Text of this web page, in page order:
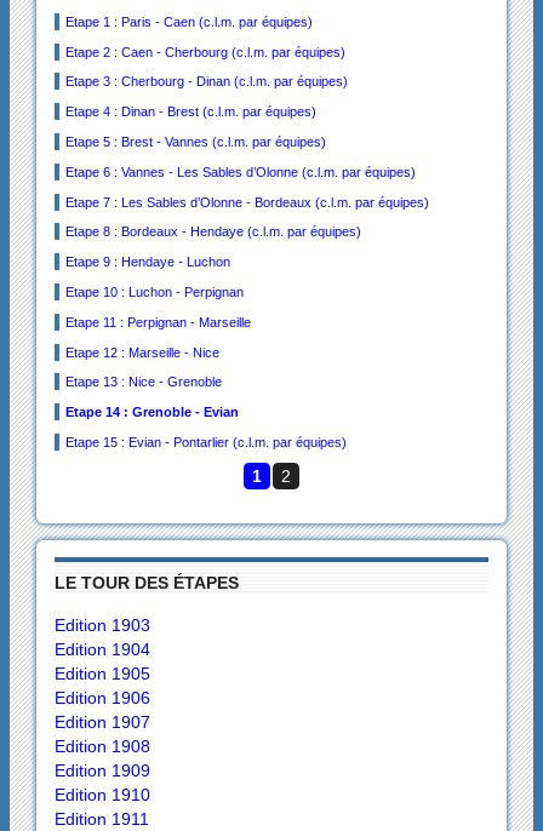
Etape 1 : Paris - Caen (c.l.m. par équipes)
Etape 2 : Caen - Cherbourg (c.l.m. par équipes)
Etape 3 : Cherbourg - Dinan (c.l.m. par équipes)
Etape 4 : Dinan - Brest (c.l.m. par équipes)
Etape 5 : Brest - Vannes (c.l.m. par équipes)
Etape 6 : Vannes - Les Sables d’Olonne (c.l.m. par équipes)
Etape 7 : Les Sables d’Olonne - Bordeaux (c.l.m. par équipes)
Etape 8 : Bordeaux - Hendaye (c.l.m. par équipes)
Etape 9 : Hendaye - Luchon
Etape 10 : Luchon - Perpignan
Etape 11 : Perpignan - Marseille
Etape 12 : Marseille - Nice
Etape 13 : Nice - Grenoble
Etape 14 : Grenoble - Evian
Etape 15 : Evian - Pontarlier (c.l.m. par équipes)
1 2
LE TOUR DES ÉTAPES
Edition 1903
Edition 1904
Edition 1905
Edition 1906
Edition 1907
Edition 1908
Edition 1909
Edition 1910
Edition 1911